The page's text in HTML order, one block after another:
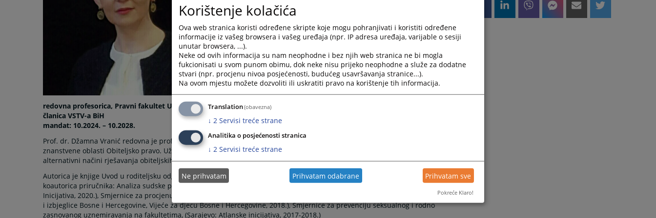
redovna profesorica, Pravni fakultet Univerziteta u Sarajevu;
članica VSTV-a BiH
mandat: 10.2024. – 10.2028.
Prof. dr. Džamna Vranić redovna je profesorica Univerziteta u Sarajevu - Pravni fakultet. Predaje predmete iz
znanstvene oblasti Obiteljsko pravo. Uže polje njenog znanstvenog interesovanja jesu pitanja roditeljske odgovornosti te
alternativni načini rješavanja obiteljskih sporova.
Autorica je knjige Uvod u roditeljsku odgovornost (Sarajevo: Izdavačka djelatnost Pravnog fakulteta u Sarajevu, 2019.) te
koautorica priručnika: Analiza sudske prakse u obiteljskim sporovima i preporuke za postupanje, (Sarajevo: Atlantska
Inicijativa, 2020.), Smjernice za procjenu i utvrđivanje najboljeg interesa djeteta, (Sarajevo: Ministarstvo za ljudska prava
i izbjeglice Bosne i Hercegovine, Vijeće za djecu Bosne i Hercegovine, 2018.), Smjernice za prevenciju seksualnog i rodno
zasnovanog uznemiravanja na fakultetima, (Sarajevo: Atlanske inicijativa, 2017-2018.)
Korištenje kolačića
Ova web stranica koristi određene skripte koje mogu pohranjivati i koristiti određene
informacije iz vašeg browsera i vašeg uređaja (npr. IP adresa uređaja, varijable o sesiji
unutar browsera, ...).
Neke od ovih informacija su nam neophodne i bez njih web stranica ne bi mogla
fukcionisati u svom punom obimu, dok neke nisu prijeko neophodne a služe za dodatne
stvari (npr. procjenu nivoa posjećenosti, budućeg usavršavanja stranice...).
Na ovom mjestu možete dozvoliti ili uskratiti pravo na korištenje tih informacija.
Translation(obavezna)
↓ 2 Servisi treće strane
Analitika o posjećenosti stranica
↓ 2 Servisi treće strane
Ne prihvatam Prihvatam odabrane Prihvatam sve
Pokreće Klaro!